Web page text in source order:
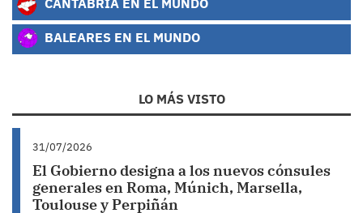
BALEARES EN EL MUNDO
LO MÁS VISTO
31/07/2026
El Gobierno designa a los nuevos cónsules
generales en Roma, Múnich, Marsella,
Toulouse y Perpiñán